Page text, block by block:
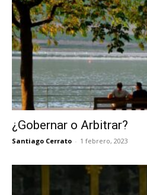
¿Gobernar o Arbitrar?
Santiago Cerrato - 1 febrero, 2023